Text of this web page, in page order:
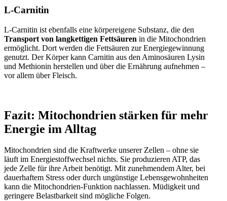
L-Carnitin
L-Carnitin ist ebenfalls eine körpereigene Substanz, die den
Transport von langkettigen Fettsäuren in die Mitochondrien
ermöglicht. Dort werden die Fettsäuren zur Energiegewinnung
genutzt. Der Körper kann Carnitin aus den Aminosäuren Lysin
und Methionin herstellen und über die Ernährung aufnehmen –
vor allem über Fleisch.
Fazit: Mitochondrien stärken für mehr
Energie im Alltag
Mitochondrien sind die Kraftwerke unserer Zellen – ohne sie
läuft im Energiestoffwechsel nichts. Sie produzieren ATP, das
jede Zelle für ihre Arbeit benötigt. Mit zunehmendem Alter, bei
dauerhaftem Stress oder durch ungünstige Lebensgewohnheiten
kann die Mitochondrien-Funktion nachlassen. Müdigkeit und
geringere Belastbarkeit sind mögliche Folgen.